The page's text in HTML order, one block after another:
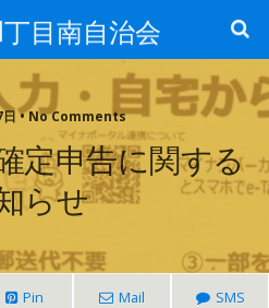
目南自治会
日 • No Comments
定申告に関する
らせ
Pin Mail SMS